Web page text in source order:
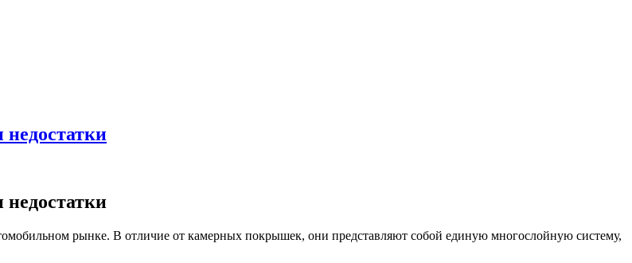
рынке. В отличие от камерных покрышек, они представляют собой единую многослойную систему,